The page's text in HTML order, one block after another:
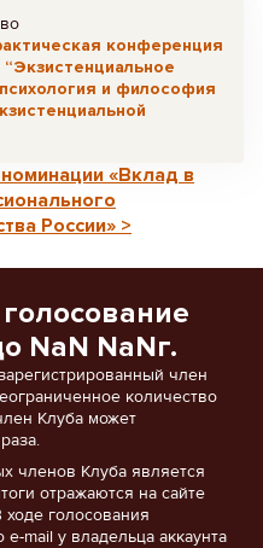
конференция
и философия
«Вклад в
России» >
NaN NaNг.
член
количество
Клуба может
членов Клуба является
отражаются на сайте
голосования
mail у владельца аккаунта